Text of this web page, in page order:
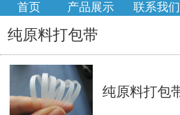
首页 产品展示 联系我们
纯原料打包带
纯原料打包